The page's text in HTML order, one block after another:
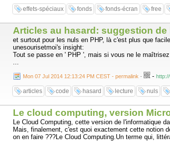
effets-spéciaux fonds fonds-écran free
Articles au hasard: suggestion
et surtout pour les nuls en PHP, là c'est plus que
unesourisetmoi's insight:
Tout se passe en ' PHP ', mais si vous ne le
...
Mon 07 Jul 2014 12:13:24 PM CEST - permalink - -
articles code hasard lecture nuls
Le cloud computing, version
Le Cloud Computing, cette version de l'informatique
Mais, finalement, c'est quoi exactement cette notion
on en faire ???Le Cloud Computing.Un terme qui,